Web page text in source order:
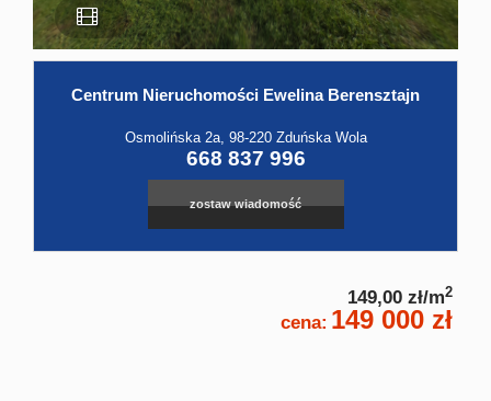
Centrum Nieruchomości Ewelina Berensztajn
Osmolińska 2a, 98-220 Zduńska Wola
668 837 996
zostaw wiadomość
149,00 zł/m2
cena: 149 000 zł